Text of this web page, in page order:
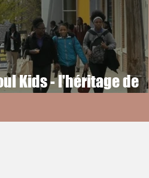
Kids - l'héritage de